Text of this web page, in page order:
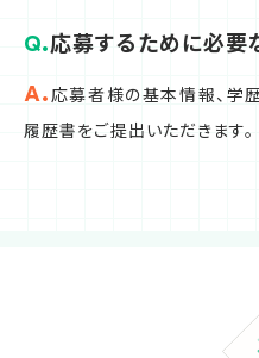
応募するために必要
応募者様の基本情報、学
履歴書をご提出いただきます。